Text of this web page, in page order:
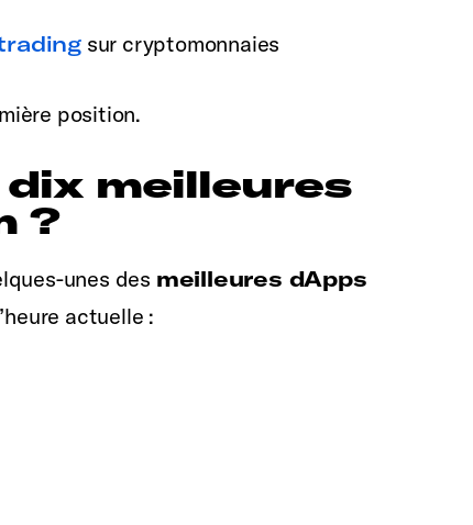
sur cryptomonnaies
position.
meilleures
?
unes des meilleures dApps
actuelle :